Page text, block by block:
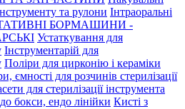
та рулони Інтраоральні
БОРМАШИНИ -
Устаткування для
Інструментарій для
Поліри для цирконію і кераміки
ємності для розчинів стерилізації
для стерилізації інструмента
бокси, ендо лінійки Кисті з